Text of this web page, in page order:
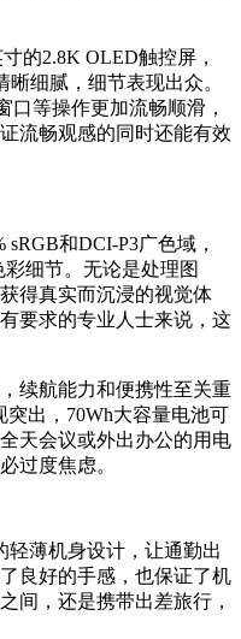
的2.8K OLED触控屏，
晰细腻，细节表现出众。
口等操作更加流畅顺滑，
流畅观感的同时还能有效
和DCI-P3广色域，
细节。无论是处理图
得真实而沉浸的视觉体
要求的专业人士来说，这
续航能力和便携性至关重
突出，70Wh大容量电池可
天会议或外出办公的用电
过度焦虑。
轻薄机身设计，让通勤出
良好的手感，也保证了机
间，还是携带出差旅行，